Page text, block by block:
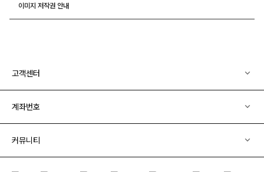
이미지 저작권 안내
고객센터
계좌번호
커뮤니티